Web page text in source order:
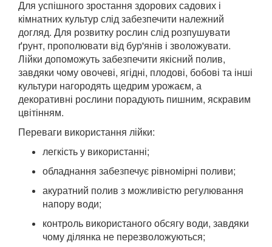
Для успішного зростання здорових садових і
кімнатних культур слід забезпечити належний
догляд. Для розвитку рослин слід розпушувати
ґрунт, прополювати від бур'янів і зволожувати.
Лійки допоможуть забезпечити якісний полив,
завдяки чому овочеві, ягідні, плодові, бобові та інші
культури нагородять щедрим урожаєм, а
декоративні рослини порадують пишним, яскравим
цвітінням.
Переваги використання лійки:
легкість у використанні;
обладнання забезпечує рівномірні поливи;
акуратний полив з можливістю регулювання
напору води;
контроль використаного обсягу води, завдяки
чому ділянка не перезволожуються;